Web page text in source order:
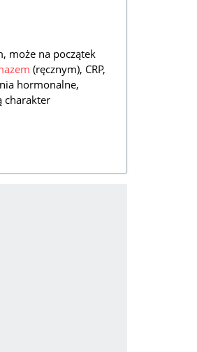
może na początek
(ręcznym), CRP,
hormonalne,
charakter